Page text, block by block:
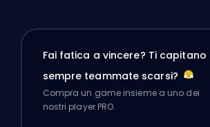
Fai fatica a vincere? Ti capitano
sempre teammate scarsi?
Compra un game insieme a uno dei
nostri player PRO.